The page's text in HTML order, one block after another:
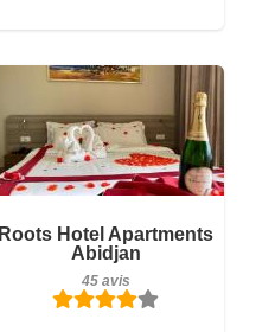
Roots Hotel Apartments
Abidjan
45 avis
45 avis
Détails